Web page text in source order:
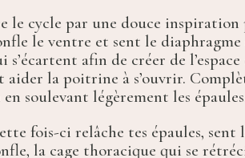
le cycle par une douce inspiration
le ventre et sent le diaphragme
s’écartent afin de créer de l’espace
aider la poitrine à s’ouvrir.
soulevant légèrement les
fois-ci relâche tes épaules,
la cage thoracique qui se